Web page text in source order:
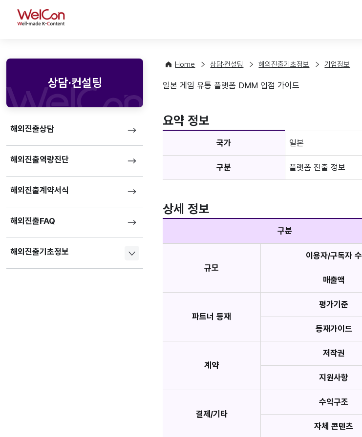
WelCon
상담·컨설팅
해외진출상담
해외진출역량진단
해외진출계약서식
해외진출FAQ
해외진출기초정보
Home 상담·컨설팅 해외진출기초정보 기업정보
기업정보
일본 게임 유통 플랫폼 DMM 입점 가이드
요약 정보
국가 일본
구분 플랫폼 진출 정보
상세 정보
구분
규모
이용자/구독자 수
매출액
파트너 등재
평가기준
등재가이드
계약
저작권
지원사항
결제/기타
수익구조
자체 콘텐츠